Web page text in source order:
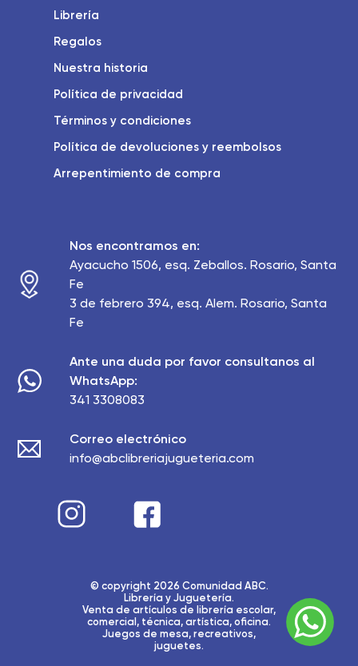
Librería
Regalos
Nuestra historia
Política de privacidad
Términos y condiciones
Política de devoluciones y reembolsos
Arrepentimiento de compra
Nos encontramos en:
Ayacucho 1506, esq. Zeballos. Rosario, Santa
Fe
3 de febrero 394, esq. Alem. Rosario, Santa
Fe
Ante una duda por favor consultanos al
WhatsApp:
341 3308083
Correo electrónico
info@abclibreriajugueteria.com
© copyright 2026 Comunidad ABC.
Librería y Juguetería.
Venta de artículos de librería escolar,
comercial, técnica, artística, oficina.
Juegos de mesa, recreativos,
juguetes.